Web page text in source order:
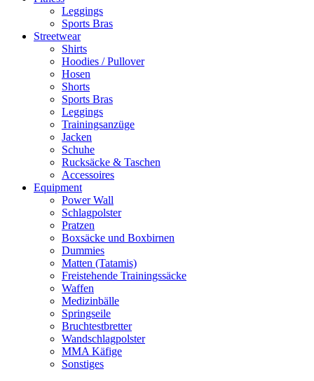
Leggings
Sports Bras
Streetwear
Shirts
Hoodies / Pullover
Hosen
Shorts
Sports Bras
Leggings
Trainingsanzüge
Jacken
Schuhe
Rucksäcke & Taschen
Accessoires
Equipment
Power Wall
Schlagpolster
Pratzen
Boxsäcke und Boxbirnen
Dummies
Matten (Tatamis)
Freistehende Trainingssäcke
Waffen
Medizinbälle
Springseile
Bruchtestbretter
Wandschlagpolster
MMA Käfige
Sonstiges